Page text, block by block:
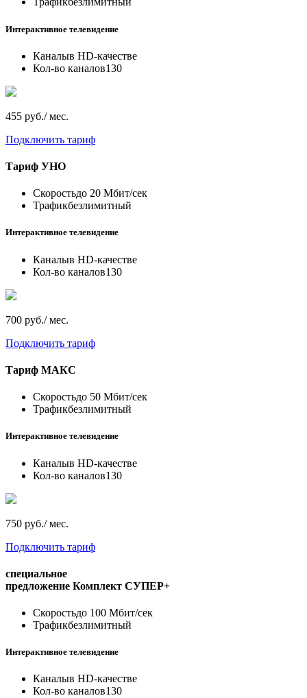
Интерактивное телевидение
Каналыв HD-качестве
Кол-во каналов130
455 руб./ мес.
Подключить тариф
Тариф УНО
Скоростьдо 20 Мбит/сек
Трафикбезлимитный
Интерактивное телевидение
Каналыв HD-качестве
Кол-во каналов130
700 руб./ мес.
Подключить тариф
Тариф МАКС
Скоростьдо 50 Мбит/сек
Трафикбезлимитный
Интерактивное телевидение
Каналыв HD-качестве
Кол-во каналов130
750 руб./ мес.
Подключить тариф
специальное
предложение Комплект СУПЕР+
Скоростьдо 100 Мбит/сек
Трафикбезлимитный
Интерактивное телевидение
Каналыв HD-качестве
Кол-во каналов130